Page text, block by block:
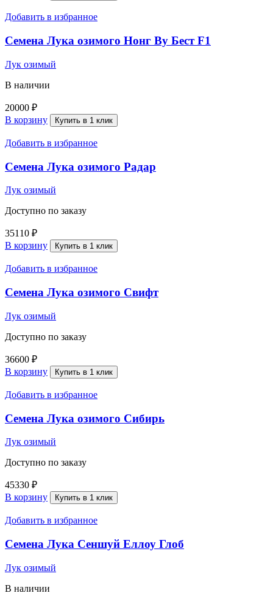
Добавить в избранное
Семена Лука озимого Нонг Ву Бест F1
Лук озимый
В наличии
20000 ₽
В корзину
Купить в 1 клик
Добавить в избранное
Семена Лука озимого Радар
Лук озимый
Доступно по заказу
35110 ₽
В корзину
Купить в 1 клик
Добавить в избранное
Семена Лука озимого Свифт
Лук озимый
Доступно по заказу
36600 ₽
В корзину
Купить в 1 клик
Добавить в избранное
Семена Лука озимого Сибирь
Лук озимый
Доступно по заказу
45330 ₽
В корзину
Купить в 1 клик
Добавить в избранное
Семена Лука Сеншуй Еллоу Глоб
Лук озимый
В наличии